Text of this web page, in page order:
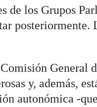
de los Grupos
General
y, además,
autonómica -